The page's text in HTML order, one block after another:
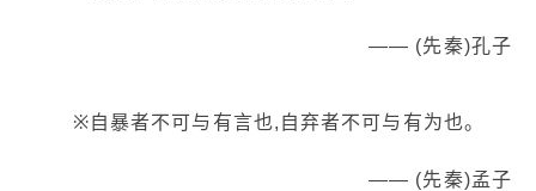
—— (先秦)孔子
※自暴者不可与有言也,自弃者不可与有为也。
—— (先秦)孟子